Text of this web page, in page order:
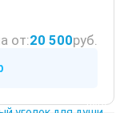
от:20 500руб.
Лето